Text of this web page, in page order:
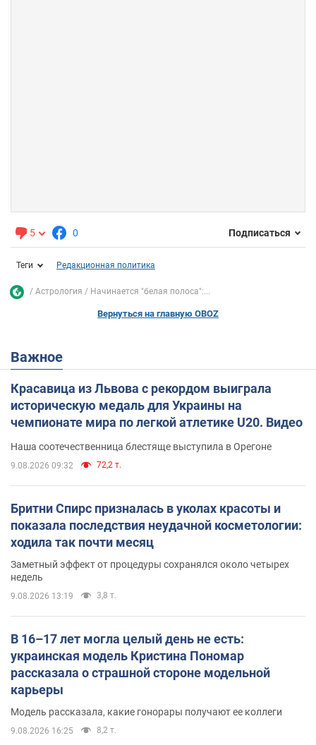
5 0 Подписаться
Теги Редакционная политика
Астрология Начинается "белая полоса":...
Вернуться на главную OBOZ
Важное
Красавица из Львова с рекордом выиграла
историческую медаль для Украины на
чемпионате мира по легкой атлетике U20. Видео
Наша соотечественница блестяще выступила в Орегоне
9.08.2026 09:32 72,2 т.
Бритни Спирс призналась в уколах красоты и
показала последствия неудачной косметологии:
ходила так почти месяц
Заметный эффект от процедуры сохранялся около четырех
недель
9.08.2026 13:19 3,8 т.
В 16–17 лет могла целый день не есть:
украинская модель Кристина Пономар
рассказала о страшной стороне модельной
карьеры
Модель рассказала, какие гонорары получают ее коллеги
9.08.2026 16:25 8,2 т.